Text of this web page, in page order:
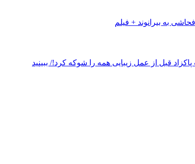
به بیرانوند + فیلم